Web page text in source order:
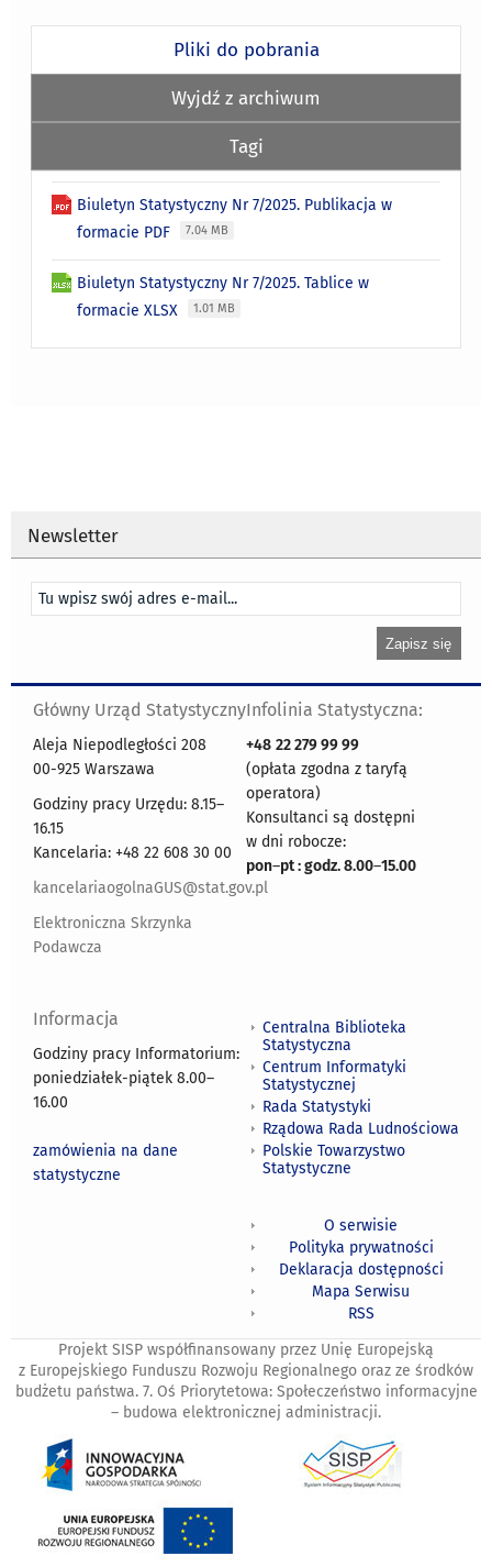
Pliki do pobrania
Wyjdź z archiwum
Tagi
Biuletyn Statystyczny Nr 7/2025. Publikacja w
formacie PDF
7.04 MB
Biuletyn Statystyczny Nr 7/2025. Tablice w
formacie XLSX
1.01 MB
Newsletter
Główny Urząd Statystyczny
Aleja Niepodległości 208
00-925 Warszawa
Godziny pracy Urzędu: 8.15–
16.15
Kancelaria: +48 22 608 30 00
kancelariaogolnaGUS@stat.gov.pl
Elektroniczna Skrzynka
Podawcza
Infolinia Statystyczna:
+48 22 279 99 99
(opłata zgodna z taryfą
operatora)
Konsultanci są dostępni
w dni robocze:
pon–pt : godz. 8.00–15.00
Informacja
Godziny pracy Informatorium:
poniedziałek-piątek 8.00–
16.00
zamówienia na dane
statystyczne
Centralna Biblioteka
Statystyczna
Centrum Informatyki
Statystycznej
Rada Statystyki
Rządowa Rada Ludnościowa
Polskie Towarzystwo
Statystyczne
O serwisie
Polityka prywatności
Deklaracja dostępności
Mapa Serwisu
RSS
Projekt SISP współfinansowany przez Unię Europejską
z Europejskiego Funduszu Rozwoju Regionalnego oraz ze środków
budżetu państwa. 7. Oś Priorytetowa: Społeczeństwo informacyjne
– budowa elektronicznej administracji.